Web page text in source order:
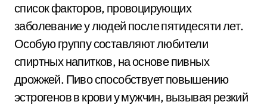
список факторов, провоцирующих
заболевание у людей после пятидесяти лет.
Особую группу составляют любители
спиртных напитков, на основе пивных
дрожжей. Пиво способствует повышению
эстрогенов в крови у мужчин, вызывая резкий